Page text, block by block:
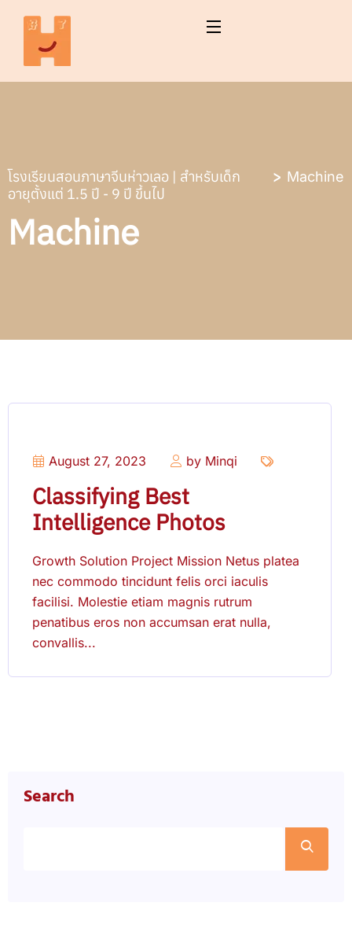
โรงเรียนสอนภาษาจีนห่าวเลอ | สำหรับเด็ก
อายุตั้งแต่ 1.5 ปี - 9 ปี ขึ้นไป
Machine
Machine
August 27, 2023 by Minqi
Classifying Best
Intelligence Photos
Growth Solution Project Mission Netus platea
nec commodo tincidunt felis orci iaculis
facilisi. Molestie etiam magnis rutrum
penatibus eros non accumsan erat nulla,
convallis...
Search